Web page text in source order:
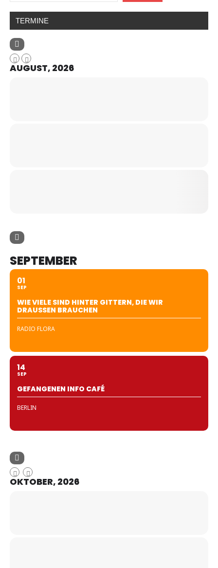
TERMINE
AUGUST, 2026
SEPTEMBER
01
SEP
WIE VIELE SIND HINTER GITTERN, DIE WIR
DRAUSSEN BRAUCHEN
RADIO FLORA
14
SEP
GEFANGENEN INFO CAFÉ
BERLIN
OKTOBER, 2026